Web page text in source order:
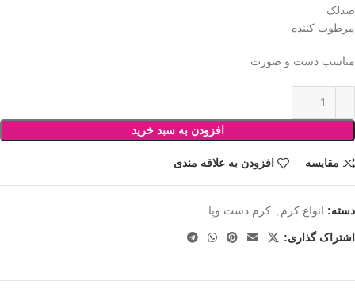
ضدلک
مرطوب کننده
مناسب دست و صورت
افزودن به سبد خرید
مقایسه افزودن به علاقه مندی
دسته: انواع کرم کرم دست وپا
اشتراک گذاری: